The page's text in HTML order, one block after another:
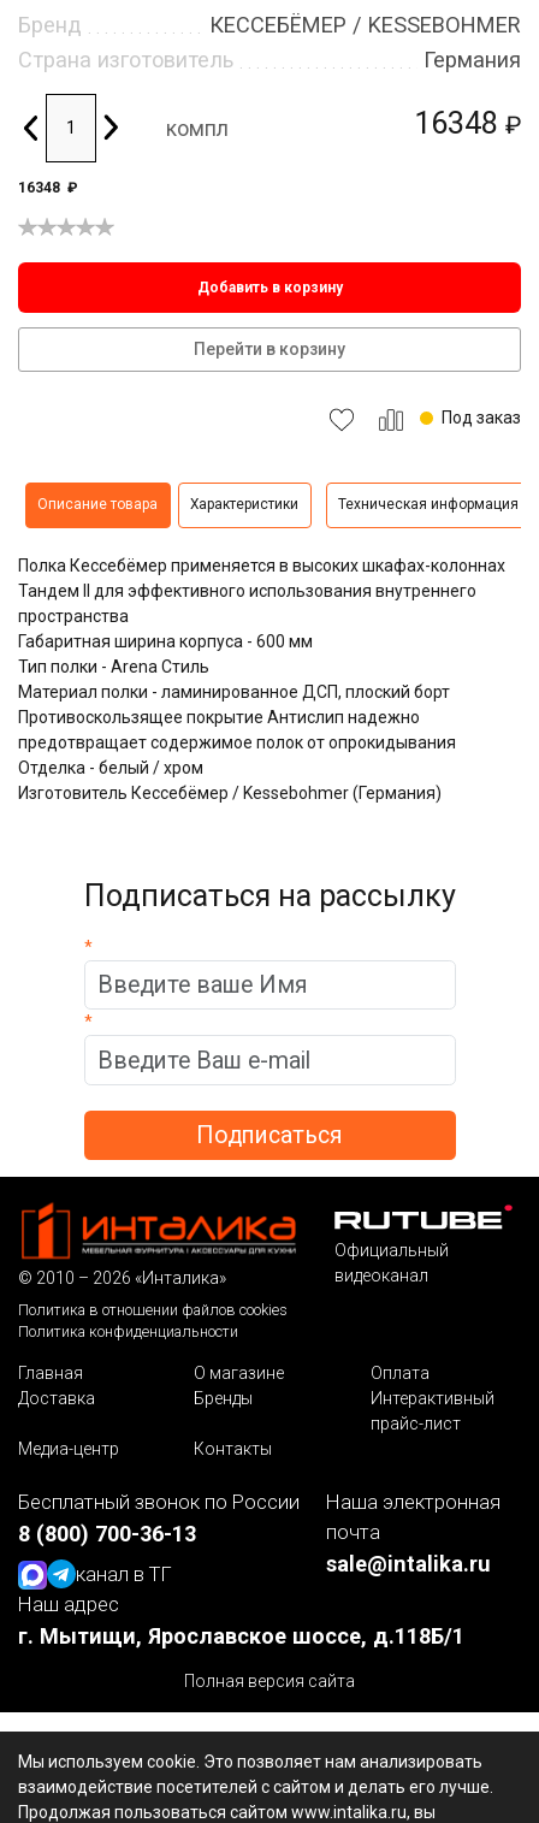
16348 ₽
Бренд
КЕССЕБЁМЕР / KESSEBOHMER
Страна изготовитель
Германия
компл
16348 ₽
Добавить в корзину
Перейти в корзину
Под заказ
Описание товара Характеристики Техническая информация
Полка Кессебёмер применяется в высоких шкафах-колоннах
Тандем II для эффективного использования внутреннего
пространства
Габаритная ширина корпуса - 600 мм
Тип полки - Arena Стиль
Материал полки - ламинированное ДСП, плоский борт
Противоскользящее покрытие Антислип надежно
предотвращает содержимое полок от опрокидывания
Отделка - белый / хром
Изготовитель Кессебёмер / Kessebohmer (Германия)
Подписаться на рассылку
*
*
Мы используем cookie. Это позволяет нам анализировать
взаимодействие посетителей с сайтом и делать его лучше.
Продолжая пользоваться сайтом www.intalika.ru, вы
© 2010 – 2026 «Инталика»
Политика в отношении файлов cookies
Политика конфиденциальности
Официальный
видеоканал
Главная О магазине
Оплата
Доставка
Бренды
Интерактивный
прайс-лист
Медиа-центр
Контакты
Бесплатный звонок по России
8 (800) 700-36-13
канал в ТГ
Наша электронная
почта
sale@intalika.ru
Наш адрес
г. Мытищи, Ярославское шоссе, д.118Б/1
Полная версия сайта